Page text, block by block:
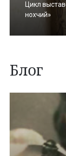
Цикл
нохчий»
Блог